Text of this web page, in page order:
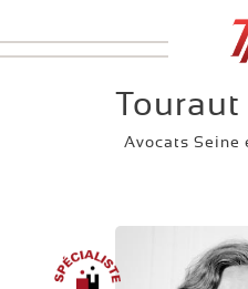
Avocats Seine